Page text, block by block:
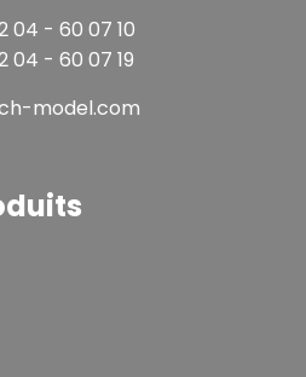
04 - 60 07 10
04 - 60 07 19
model.com